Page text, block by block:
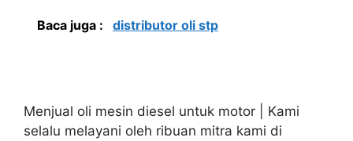
Baca juga : distributor oli stp
Menjual oli mesin diesel untuk motor | Kami
selalu melayani oleh ribuan mitra kami di